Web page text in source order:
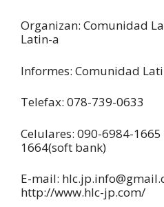
Organizan: Comunidad
Latin-a
Informes: Comunidad
Telefax: 078-739-0633
Celulares: 090-6984-
1664(soft bank)
E-mail:
http://www.hlc-jp.com/